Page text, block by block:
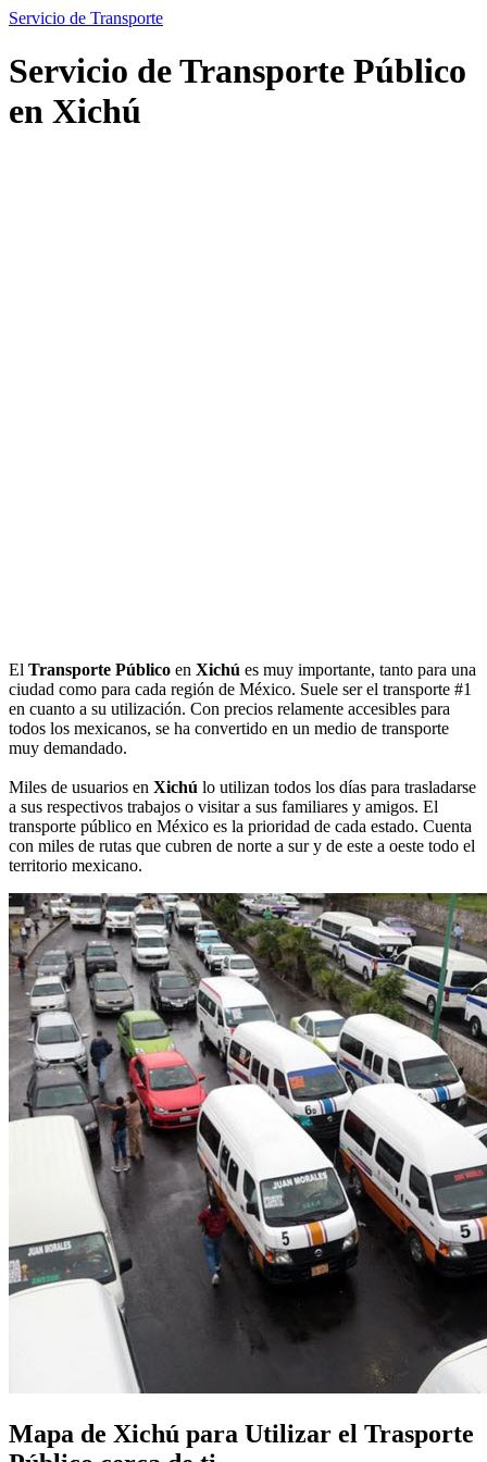
Servicio de Transporte
Servicio de Transporte Público
en Xichú
El Transporte Público en Xichú es muy importante, tanto para una
ciudad como para cada región de México. Suele ser el transporte #1
en cuanto a su utilización. Con precios relamente accesibles para
todos los mexicanos, se ha convertido en un medio de transporte
muy demandado.
Miles de usuarios en Xichú lo utilizan todos los días para trasladarse
a sus respectivos trabajos o visitar a sus familiares y amigos. El
transporte público en México es la prioridad de cada estado. Cuenta
con miles de rutas que cubren de norte a sur y de este a oeste todo el
territorio mexicano.
Mapa de Xichú para Utilizar el Trasporte